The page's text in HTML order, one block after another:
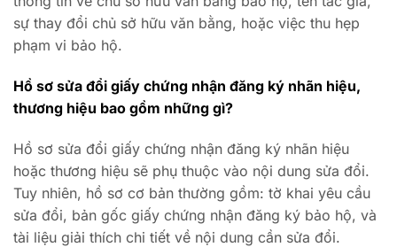
sự thay đổi chủ sở hữu văn bằng, hoặc việc thu hẹp
phạm vi bảo hộ.
Hồ sơ sửa đổi giấy chứng nhận đăng ký nhãn hiệu,
thương hiệu bao gồm những gì?
Hồ sơ sửa đổi giấy chứng nhận đăng ký nhãn hiệu
hoặc thương hiệu sẽ phụ thuộc vào nội dung sửa đổi.
Tuy nhiên, hồ sơ cơ bản thường gồm: tờ khai yêu cầu
sửa đổi, bản gốc giấy chứng nhận đăng ký bảo hộ, và
tài liệu giải thích chi tiết về nội dung cần sửa đổi.